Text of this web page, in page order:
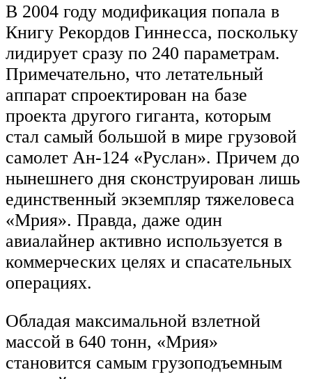
В 2004 году модификация попала в
Книгу Рекордов Гиннесса, поскольку
лидирует сразу по 240 параметрам.
Примечательно, что летательный
аппарат спроектирован на базе
проекта другого гиганта, которым
стал самый большой в мире грузовой
самолет Ан-124 «Руслан». Причем до
нынешнего дня сконструирован лишь
единственный экземпляр тяжеловеса
«Мрия». Правда, даже один
авиалайнер активно используется в
коммерческих целях и спасательных
операциях.
Обладая максимальной взлетной
массой в 640 тонн, «Мрия»
становится самым грузоподъемным